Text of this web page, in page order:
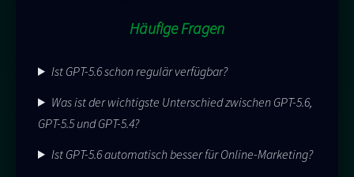
Häufige Fragen
Ist GPT-5.6 schon regulär verfügbar?
Was ist der wichtigste Unterschied zwischen GPT-5.6,
GPT-5.5 und GPT-5.4?
Ist GPT-5.6 automatisch besser für Online-Marketing?